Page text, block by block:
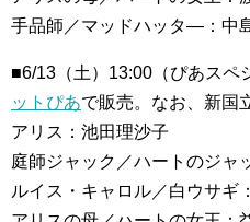
手品師／マッドハッタ―：中
■6/13（土）13:00（ぴあスペ
ットぴあで販売。なお、新国
アリス：池田理沙子
庭師ジャック／ハートのジャ
ルイス・キャロル／白ウサギ